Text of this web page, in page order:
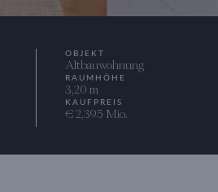
OBJEKT
Altbauwohnung
RAUMHÖHE
3,20 m
KAUFPREIS
€ 2,395 Mio.